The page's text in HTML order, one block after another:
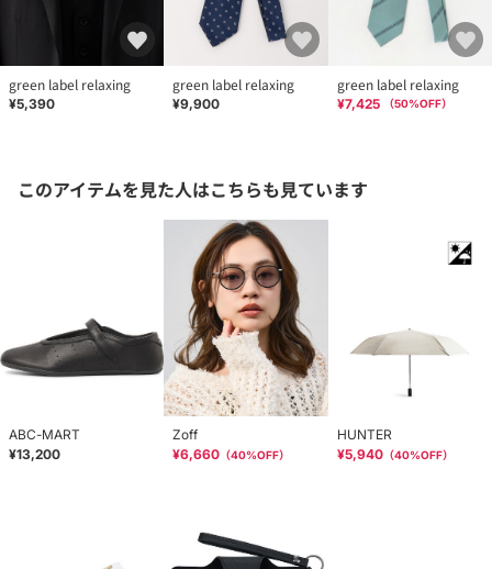
green label relaxing
¥5,390
green label relaxing
¥9,900
green label relaxing
¥7,425 （50%OFF）